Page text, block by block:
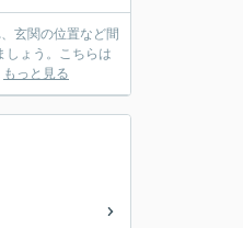
玄関の位置など間
しょう。こちらは
もっと見る